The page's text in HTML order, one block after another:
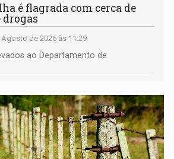
é flagrada com cerca de
drogas
Agosto de 2026 às 11:29
ao Departamento de